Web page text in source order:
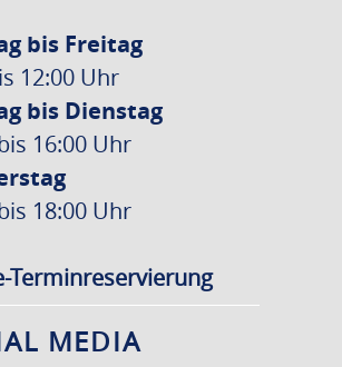
bis Freitag
12:00 Uhr
bis Dienstag
16:00 Uhr
18:00 Uhr
Terminreservierung
MEDIA